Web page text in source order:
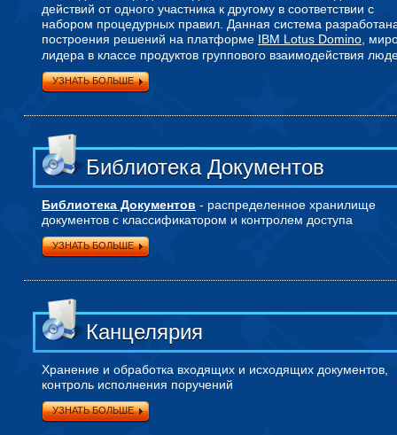
действий от одного участника к другому в соответствии с
набором процедурных правил. Данная система
построения решений на платформе IBM Lotus Domino ,
лидера в классе продуктов группового взаимодействия
УЗНАТЬ БОЛЬШЕ
Библиотека Документов
Библиотека Документов - распределенное хранилище
документов с классификатором и контролем доступа
УЗНАТЬ БОЛЬШЕ
Канцелярия
Хранение и обработка входящих и исходящих документов,
контроль исполнения поручений
УЗНАТЬ БОЛЬШЕ